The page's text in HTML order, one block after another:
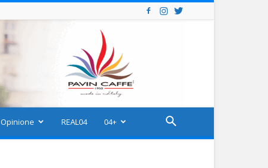
Opinione REAL04 04+